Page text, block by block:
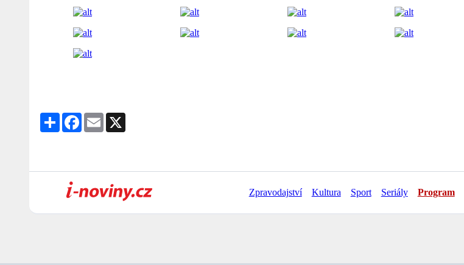
Share Facebook
Email
Zpravodajství Kultura Sport Seriály Program